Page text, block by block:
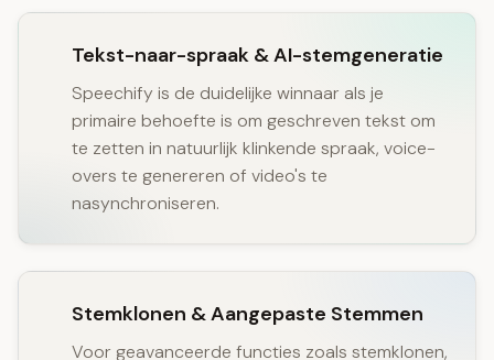
Tekst-naar-spraak & AI-stemgeneratie
Speechify is de duidelijke winnaar als je
primaire behoefte is om geschreven tekst om
te zetten in natuurlijk klinkende spraak, voice-
overs te genereren of video's te
nasynchroniseren.
Stemklonen & Aangepaste Stemmen
Voor geavanceerde functies zoals stemklonen,